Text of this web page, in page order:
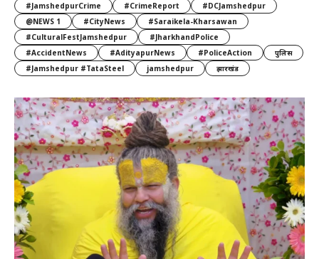
#JamshedpurCrime
#CrimeReport
#DCJamshedpur
@NEWS 1
#CityNews
#Saraikela-Kharsawan
#CulturalFestJamshedpur
#JharkhandPolice
#AccidentNews
#AdityapurNews #PoliceAction
पुलिस
#Jamshedpur #TataSteel
jamshedpur झारखंड